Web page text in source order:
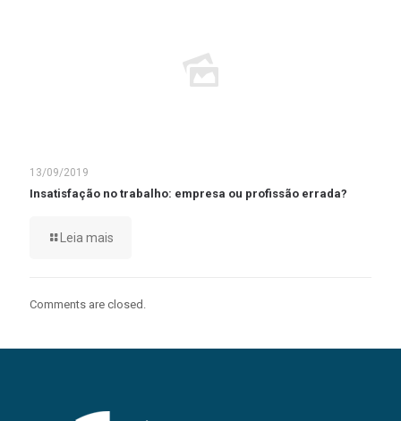
13/09/2019
Insatisfação no trabalho: empresa ou profissão errada?
Leia mais
Comments are closed.